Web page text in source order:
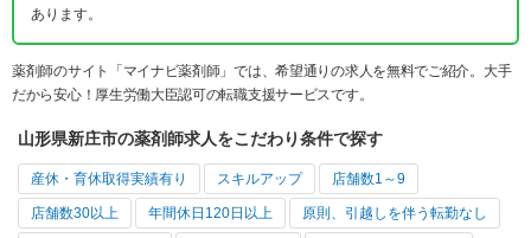
あります。
薬剤師のサイト「マイナビ薬剤師」では、希望通りの求人を無料でご紹介。大手
だから安心！厚生労働大臣認可の転職支援サービスです。
山形県新庄市の薬剤師求人をこだわり条件で探す
産休・育休取得実績有り スキルアップ 店舗数1～9
店舗数30以上 年間休日120日以上 原則、引越しを伴う転勤なし